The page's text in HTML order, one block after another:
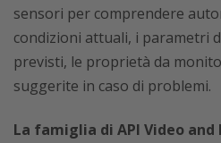
sensori per comprendere
condizioni attuali, i parametri
previsti, le proprietà da
suggerite in caso di problemi.
La famiglia di API Video